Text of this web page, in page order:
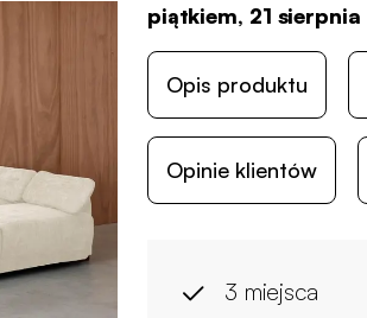
piątkiem, 21 sierpnia
Opis produktu
Opinie klientów
3 miejsca